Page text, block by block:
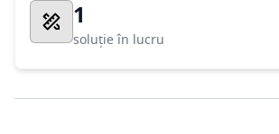
soluție în lucru
1